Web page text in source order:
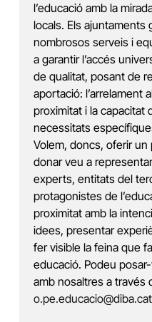
l’educació amb la
locals. Els ajuntaments
nombrosos serveis i
a garantir l’accés
de qualitat, posant de
aportació: l’arrelament
proximitat i la capacitat
necessitats
Volem, doncs, oferir
donar veu a
experts, entitats del
protagonistes de
proximitat amb la
idees, presentar
fer visible la feina que
educació. Podeu
amb nosaltres a través
o.pe.educacio@diba.cat